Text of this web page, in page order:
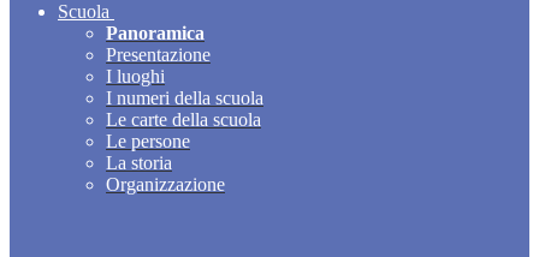
Scuola
Panoramica
Presentazione
I luoghi
I numeri della scuola
Le carte della scuola
Le persone
La storia
Organizzazione